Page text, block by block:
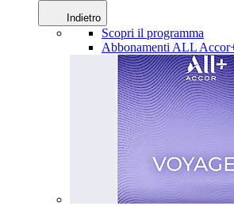
Indietro
Scopri il programma
Abbonamenti ALL